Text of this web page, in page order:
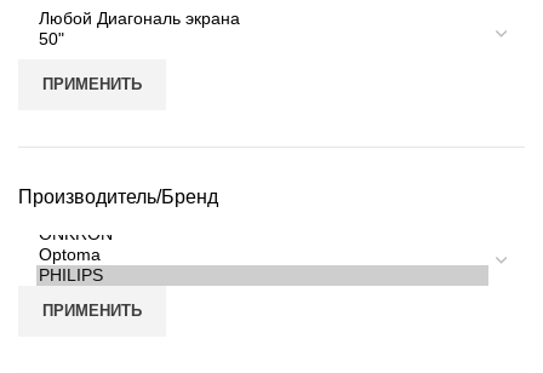
ПРИМЕНИТЬ
Производитель/Бренд
ПРИМЕНИТЬ